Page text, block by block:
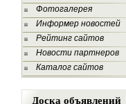
Фотогалерея
Информер новостей
Рейтинг сайтов
Новости партнеров
Каталог сайтов
Доска объявлений